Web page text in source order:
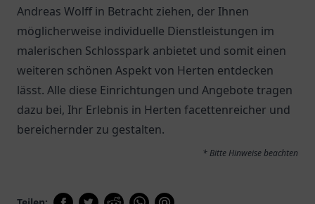
Andreas Wolffin Betracht ziehen, der Ihnen
möglicherweise individuelle Dienstleistungen im
malerischen Schlosspark anbietet und somit einen
weiteren schönen Aspekt von Herten entdecken
lässt. Alle diese Einrichtungen und Angebote tragen
dazu bei, Ihr Erlebnis in Herten facettenreicher und
bereichernder zu gestalten.
* Bitte Hinweise beachten